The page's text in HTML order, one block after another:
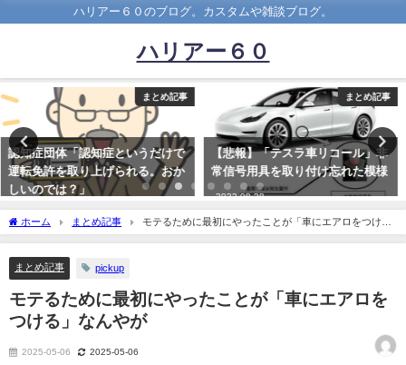
ハリアー６０のブログ。カスタムや雑談ブログ。
ハリアー６０
まとめ記事
【悲報】「テスラ車リコール」非
常信号用具を取り付け忘れた模様
2022-08-28
まとめ記事
いまSUV買ってるやつってなんで
最近SUV好きになったの？ｗｗｗ
ｗ
ホーム まとめ記事
モテるために最初にやったことが「車にエアロをつけ
る」なんやが
まとめ記事 pickup
モテるために最初にやったことが「車にエアロを
つける」なんやが
2025-05-06 2025-05-06